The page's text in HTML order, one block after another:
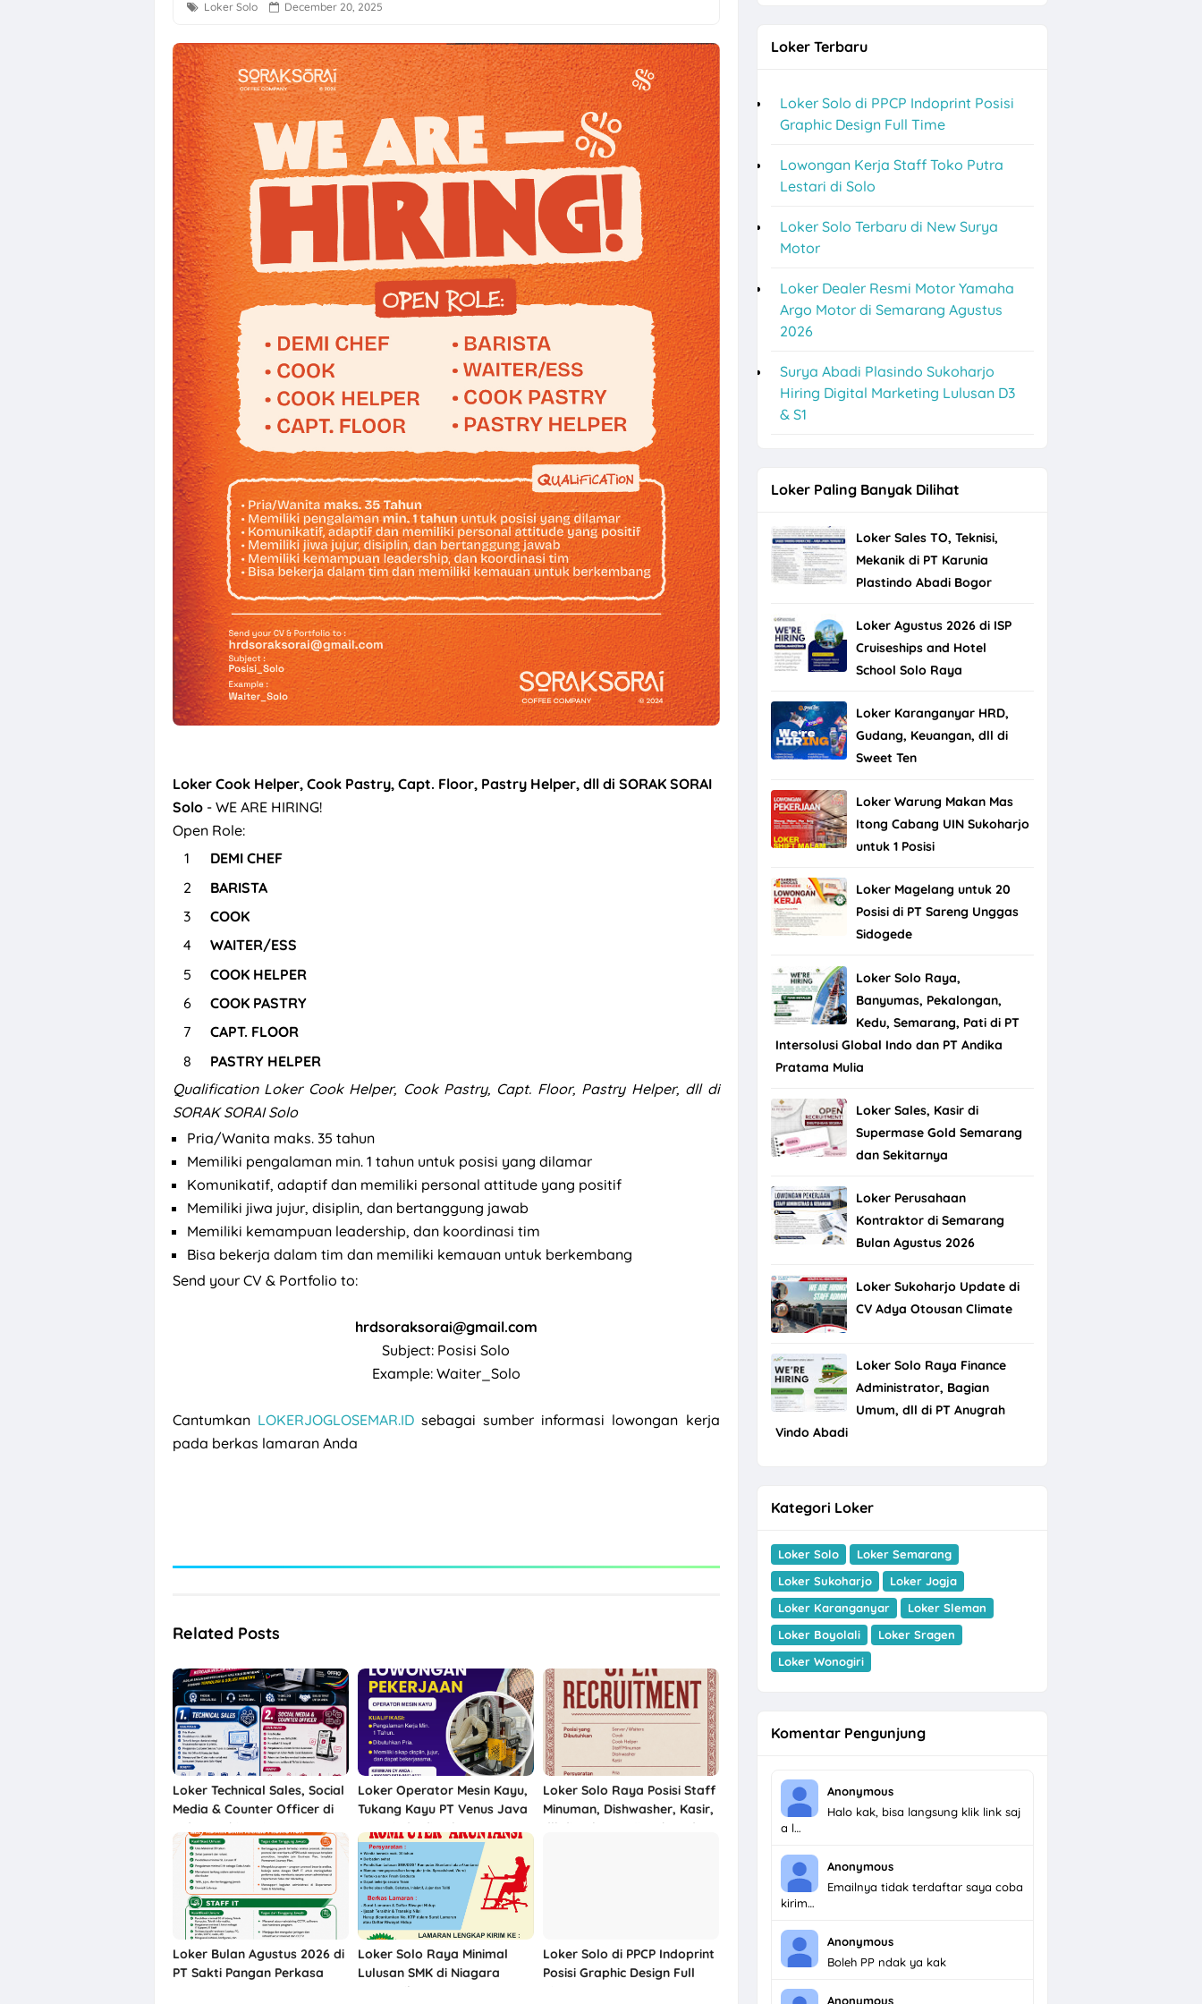
Lowongan Kerja Staff Toko Putra Lestari di Solo
Loker Solo Terbaru di New Surya Motor
Loker Dealer Resmi Motor Yamaha Argo Motor di Semarang Agustus 2026
Surya Abadi Plasindo Sukoharjo Hiring Digital Marketing Lulusan D3 & S1
Loker Solo Raya di Kontraktor & Developer PT Cakrawala Pratama Manunggal untuk 3 Posisi
Loker Admin Marketplace, Sopir di Toko Mebel Jempol Nusukan, Solo
Loker Tenaga Borongan Paking HDPE, Administrasi, Operator Produksi HDPE, dll di CV Agung Makmur Sejahtera Bali dan Boyolali
Lowongan Kerja Solo Lulusan SMA Sederajat di Punakawan Express
Lowongan Kerja Semarang Gaji hingga 7 Juta di NSC Finance
Loker Desk Collection Semarang di PT Integritas Prima Nusantara
Lowongan Kerja Semarang Terbaru di Vespa Kharisma Motor
Lowongan Kerja Perusahaan F&B di Waroeng Tokyo Semarang
Loker Solo December 20, 2025
Loker Cook Helper, Cook Pastry, Capt. Floor, Pastry Helper, dll di SORAK SORAI
Solo - WE ARE HIRING!
Open Role:
DEMI CHEF
BARISTA
COOK
WAITER/ESS
COOK HELPER
COOK PASTRY
CAPT. FLOOR
PASTRY HELPER
Qualification Loker Cook Helper, Cook Pastry, Capt. Floor, Pastry Helper, dll di
SORAK SORAI Solo
Pria/Wanita maks. 35 tahun
Memiliki pengalaman min. 1 tahun untuk posisi yang dilamar
Komunikatif, adaptif dan memiliki personal attitude yang positif
Memiliki jiwa jujur, disiplin, dan bertanggung jawab
Memiliki kemampuan leadership, dan koordinasi tim
Bisa bekerja dalam tim dan memiliki kemauan untuk berkembang
Send your CV & Portfolio to:
hrdsoraksorai@gmail.com
Subject: Posisi Solo
Example: Waiter_Solo
Cantumkan LOKERJOGLOSEMAR.ID sebagai sumber informasi lowongan kerja
pada berkas lamaran Anda
Related Posts
Loker Technical Sales, Social
Media & Counter Officer di
Indographia Prima Utama
Solo Raya
Loker Operator Mesin Kayu,
Tukang Kayu PT Venus Java
Kreasindo di Solo &
Sukoharjo
Loker Solo Raya Posisi Staff
Minuman, Dishwasher, Kasir,
dll di Bakso Haji Mahmud
Loker Bulan Agustus 2026 di
PT Sakti Pangan Perkasa
Loker Solo Raya Minimal
Lulusan SMK di Niagara
Kosmetik
Loker Solo di PPCP Indoprint
Posisi Graphic Design Full
Loker Terbaru
Loker Solo di PPCP Indoprint Posisi
Graphic Design Full Time
Lowongan Kerja Staff Toko Putra
Lestari di Solo
Loker Solo Terbaru di New Surya
Motor
Loker Dealer Resmi Motor Yamaha
Argo Motor di Semarang Agustus
2026
Surya Abadi Plasindo Sukoharjo
Hiring Digital Marketing Lulusan D3
& S1
Loker Paling Banyak Dilihat
Loker Sales TO, Teknisi,
Mekanik di PT Karunia
Plastindo Abadi Bogor
Loker Agustus 2026 di ISP
Cruiseships and Hotel
School Solo Raya
Loker Karanganyar HRD,
Gudang, Keuangan, dll di
Sweet Ten
Loker Warung Makan Mas
Itong Cabang UIN Sukoharjo
untuk 1 Posisi
Loker Magelang untuk 20
Posisi di PT Sareng Unggas
Sidogede
Loker Solo Raya,
Banyumas, Pekalongan,
Kedu, Semarang, Pati di PT
Intersolusi Global Indo dan PT Andika
Pratama Mulia
Loker Sales, Kasir di
Supermase Gold Semarang
dan Sekitarnya
Loker Perusahaan
Kontraktor di Semarang
Bulan Agustus 2026
Loker Sukoharjo Update di
CV Adya Otousan Climate
Loker Solo Raya Finance
Administrator, Bagian
Umum, dll di PT Anugrah
Vindo Abadi
Kategori Loker
Loker Solo
Loker Semarang
Loker Sukoharjo
Loker Jogja
Loker Karanganyar
Loker Sleman
Loker Boyolali
Loker Sragen
Loker Wonogiri
Komentar Pengunjung
Anonymous
Halo kak, bisa langsung klik link saj
a l…
Anonymous
Emailnya tidak terdaftar saya coba
kirim…
Anonymous
Boleh PP ndak ya kak
Anonymous